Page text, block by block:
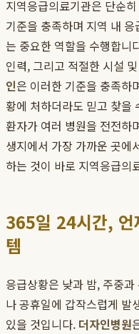
지역응급의료기관은 단순
기준을 충족하며 지역 내
는 중요한 역할을 수행합니
인력, 그리고 적절한 시설
인은 이러한 기준을 충족하
황에 처하더라도 믿고 찾을
환자가 여러 병원을 전전하
생지에서 가장 가까운 곳에
하는 것이 바로 지역응급의
365일 24시간, 언
템
응급상황은 낮과 밤, 주중
나 공휴일에 갑작스럽게 발
있을 것입니다. 더자인병원